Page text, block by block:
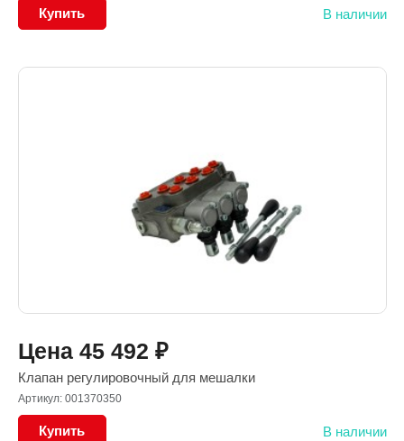
Купить В наличии
Цена 45 492 ₽
Клапан регулировочный для мешалки
Артикул: 001370350
Купить В наличии